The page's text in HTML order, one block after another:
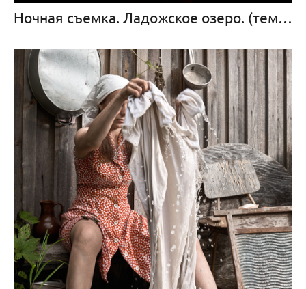
Ночная съемка. Ладожское озеро. (тематические фотосессии) >>>